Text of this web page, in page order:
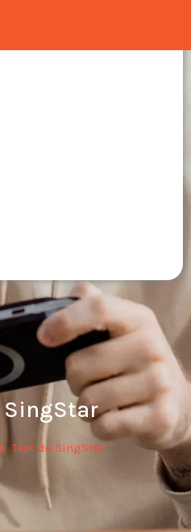
SingStar
» Test de SingStar